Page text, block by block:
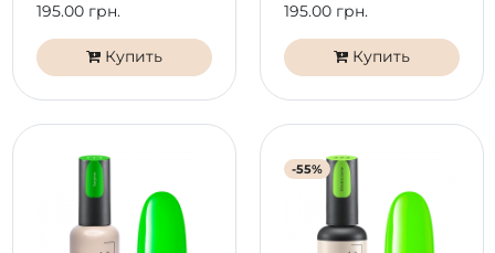
195.00 грн.
Купить
195.00 грн.
Купить
-55%